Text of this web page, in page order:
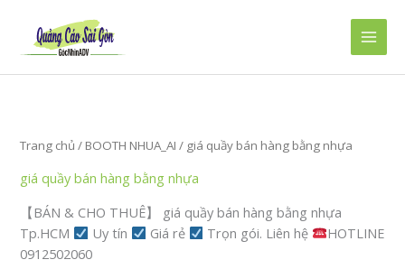
dung
Main
Trang chủ / BOOTH NHUA_AI / giá quầy bán hàng bằng nhựa
giá quầy bán hàng bằng nhựa
【BÁN & CHO THUÊ】 giá quầy bán hàng bằng nhựa
Tp.HCM
Uy tín Giá rẻ Trọn gói. Liên hệ
HOTLINE
0912502060